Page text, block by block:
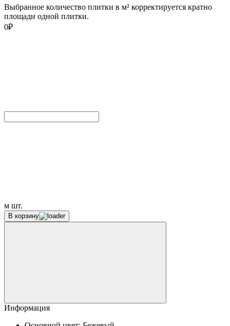
Выбранное количество плитки в м² корректируется кратно
площади одной плитки.
0₽
м шт.
В корзину
Информация